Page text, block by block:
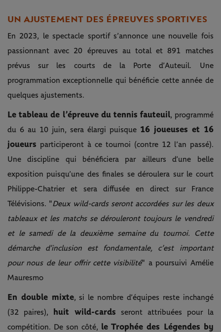
UN AJUSTEMENT DES ÉPREUVES SPORTIVES
En 2023, le spectacle sportif s’annonce une nouvelle fois
passionnant avec 20 épreuves au total et 891 matches
prévus sur les courts de la Porte d’Auteuil. Une
programmation exceptionnelle qui bénéficie cette année de
quelques ajustements.
Le tableau de l’épreuve du tennis fauteuil, programmé
du 6 au 10 juin, sera élargi puisque 16 joueuses et 16
joueurs participeront à ce tournoi (contre 12 l’an passé).
Une discipline qui bénéficiera par ailleurs d’une belle
exposition puisqu’une des finales se déroulera sur le court
Philippe-Chatrier et sera diffusée en direct sur France
Télévisions. "Deux wild-cards seront accordées sur les deux
tableaux et les matchs se dérouleront toujours le vendredi
et le samedi de la deuxième semaine du tournoi. Cette
démarche d’inclusion est fondamentale, c’est important
pour nous de leur offrir cette visibilité" a poursuivi Amélie
Mauresmo
En double mixte, si le nombre d’équipes reste inchangé
(32 paires),
huit wild-cards seront attribuées pour la
compétition. De son côté, le Trophée des Légendes by